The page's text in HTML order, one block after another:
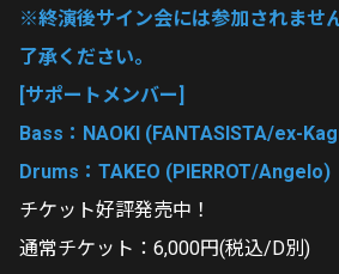
※終演後サイン会には参加されませ
了承ください。
[サポートメンバー]
Bass：NAOKI (FANTASISTA/ex-
Drums：TAKEO (PIERROT/Angelo)
チケット好評発売中！
通常チケット：6,000円(税込/D別)